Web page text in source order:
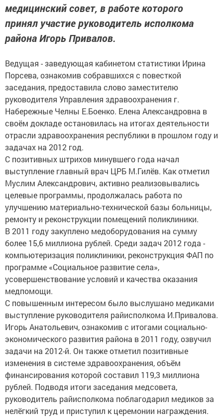
медицинский совет, в работе которого
принял участие руководитель исполкома
района Игорь Привалов.
Ведущая - заведующая кабинетом статистики Ирина
Порсева, ознакомив собравшихся с повесткой
заседания, предоставила слово заместителю
руководителя Управления здравоохранения г.
Набережные Челны Е.Боенко. Елена Александровна в
своём докладе остановилась на итогах деятельности
отрасли здравоохранения республики в прошлом году и
задачах на 2012 год.
С позитивных штрихов минувшего года начал
выступление главный врач ЦРБ М.Гилёв. Как отметил
Муслим Александрович, активно реализовывались
целевые программы, продолжалась работа по
улучшению материально-технической базы больницы,
ремонту и реконструкции помещений поликлиники.
В 2011 году закуплено медоборудования на сумму
более 15,6 миллиона рублей. Среди задач 2012 года -
компьютеризация поликлиники, реконструкция ФАП по
программе «Социальное развитие села»,
усовершенствование условий и качества оказания
медпомощи.
С повышенным интересом было выслушано медиками
выступление руководителя райисполкома И.Привалова.
Игорь Анатольевич, ознакомив с итогами социально-
экономического развития района в 2011 году, озвучил
задачи на 2012-й. Он также отметил позитивные
изменения в системе здравоохранения, объём
финансирования которой составил 119,3 миллиона
рублей. Подводя итоги заседания медсовета,
руководитель райисполкома поблагодарил медиков за
нелёгкий труд и приступил к церемонии награждения.